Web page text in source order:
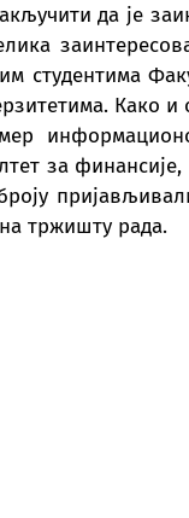
да је
Како
за
тржишту рада.